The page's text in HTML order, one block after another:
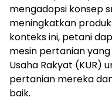
mengadopsi konsep
meningkatkan
konteks ini, petani
mesin pertanian
Usaha Rakyat (KUR)
pertanian mereka
baik.